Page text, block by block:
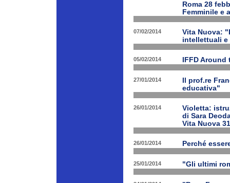
Roma 28
Femminile e
07/02/2014
Vita Nuova:
intellettuali e
05/02/2014 IFFD
27/01/2014
Il prof.re
educativa"
26/01/2014
Violetta:
di Sara
Vita Nuova
26/01/2014 Perché
25/01/2014 "Gli ultimi